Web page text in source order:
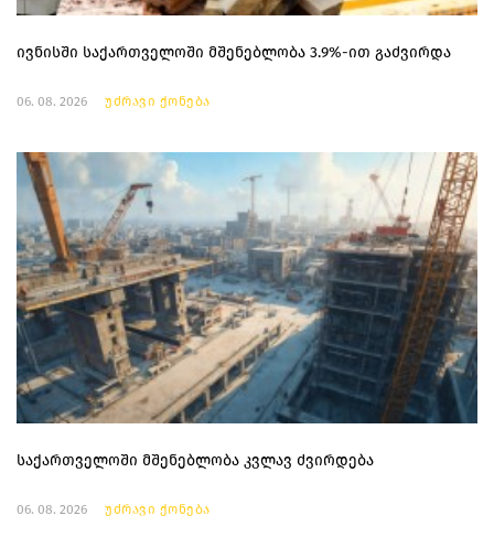
ივნისში საქართველოში მშენებლობა 3.9%-ით გაძვირდა
06. 08. 2026 უძრავი ქონება
საქართველოში მშენებლობა კვლავ ძვირდება
06. 08. 2026 უძრავი ქონება